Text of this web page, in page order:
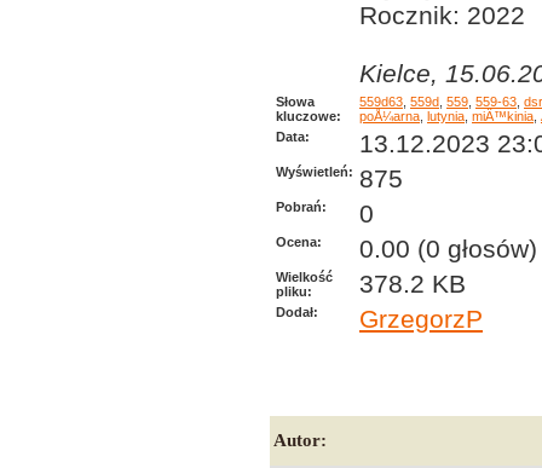
Rocznik: 2022
Kielce,
Słowa
kluczowe:
559d63 559d 559 559-63 dsr
poÅ¼arna lutynia miÄ™kinia
Data:
13.12.2023
Wyświetleń: 875
Pobrań: 0
Ocena: 0.00 (0 głosów)
Wielkość
pliku:
378.2 KB
Dodał: GrzegorzP
Autor: